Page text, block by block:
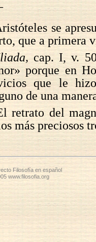
se
que a primera
cap. I, v.
porque en
que le
de una
retrato del
más preciosos
Filosofía en español
www.filosofia.org